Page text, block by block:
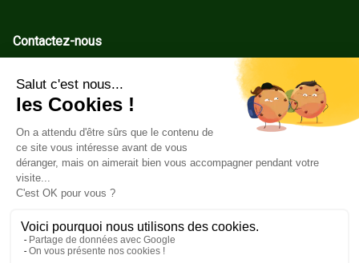
Contactez-nous
Tel : +33(0)3 25 92 78 60
Service client
Conditions Générales de Vente
Mentions légales
Politique de cookies